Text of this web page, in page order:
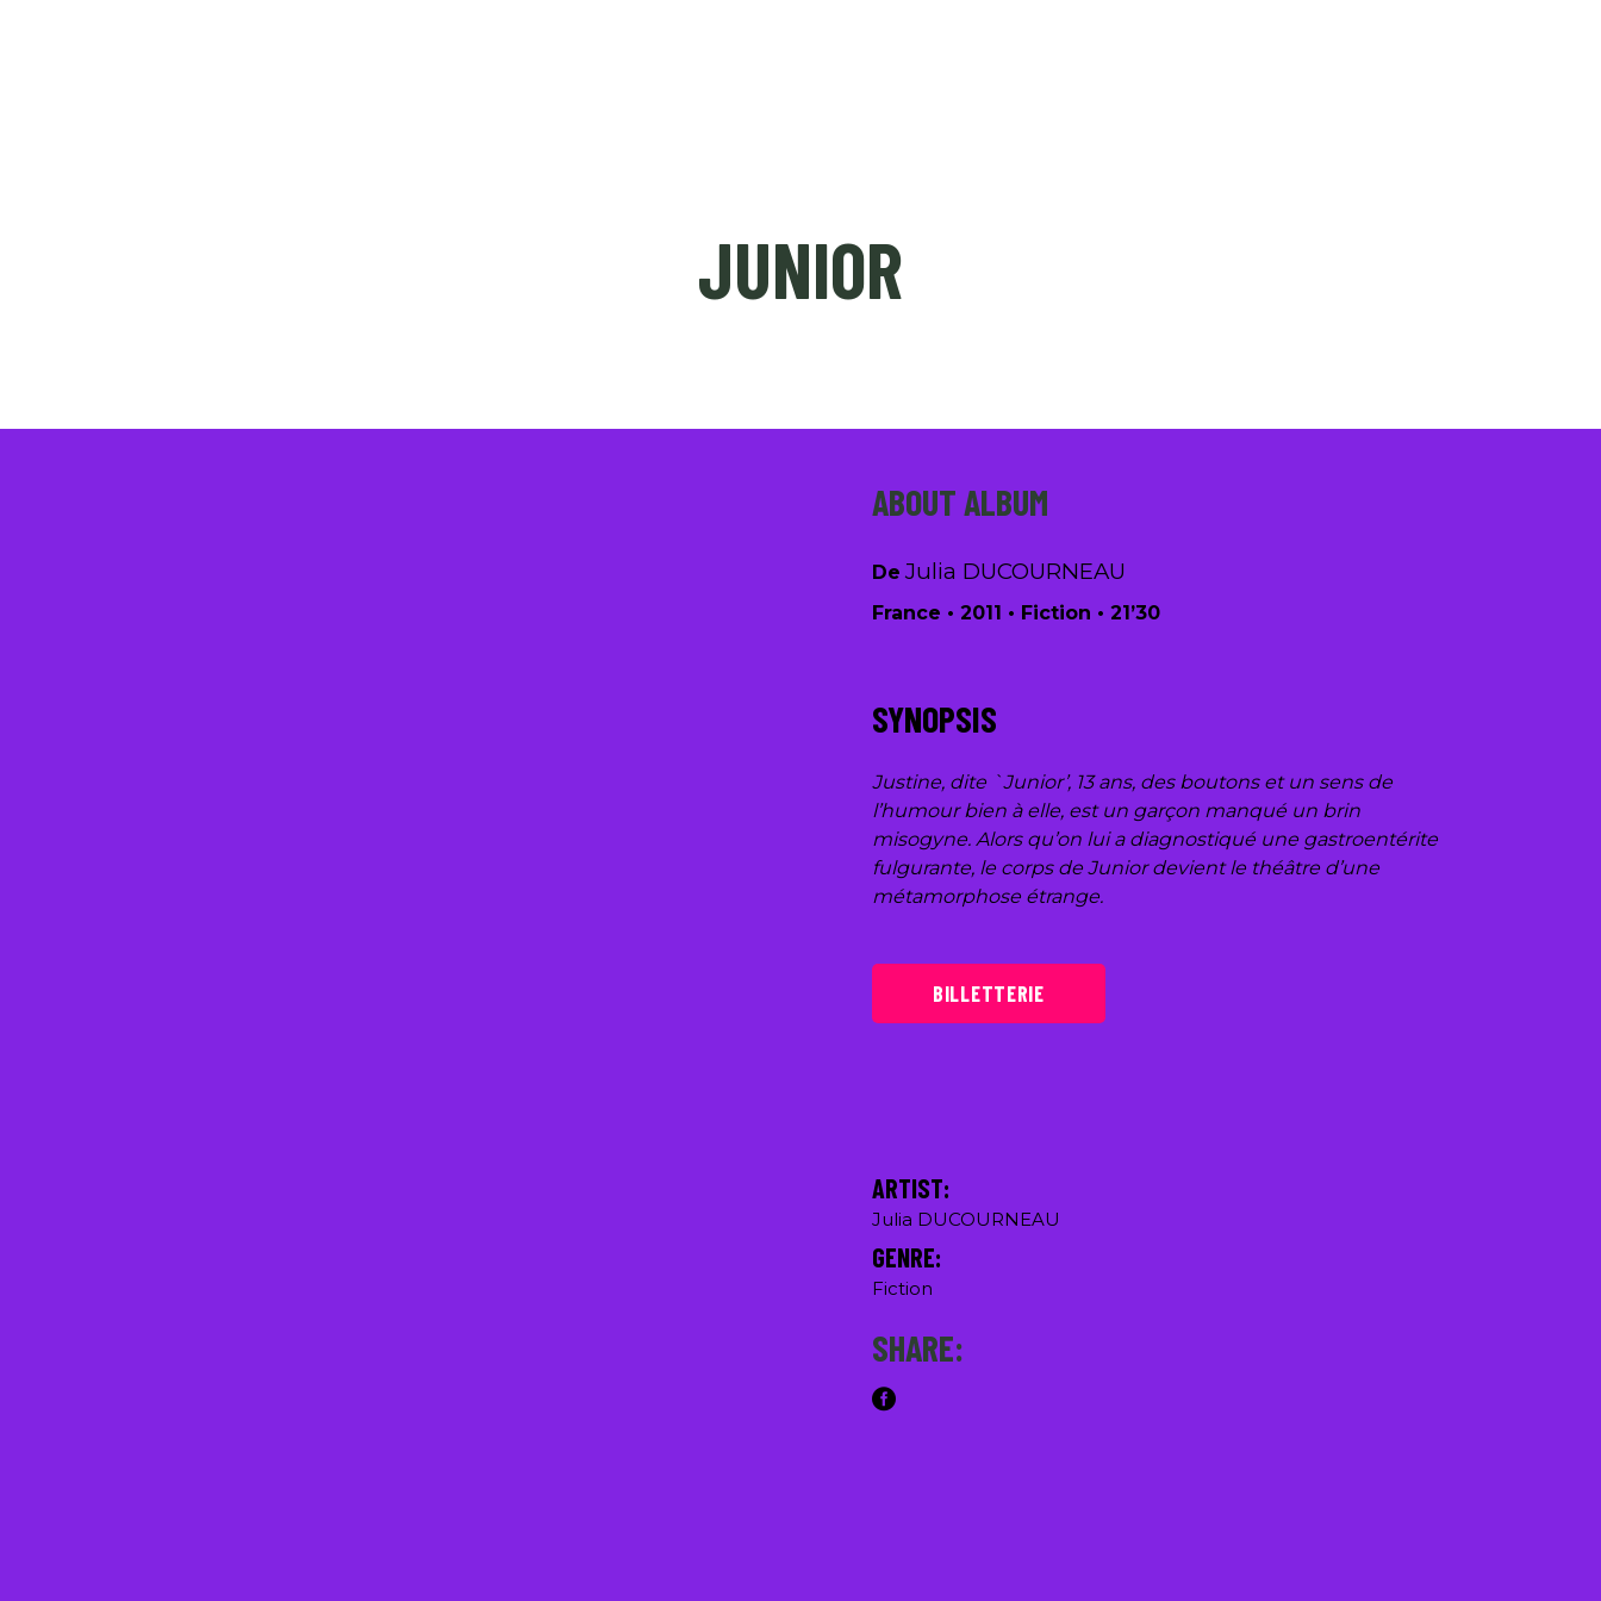
JUNIOR
ABOUT ALBUM
De Julia DUCOURNEAU
France • 2011 • Fiction • 21’30
SYNOPSIS
Justine, dite `Junior’, 13 ans, des boutons et un sens de
l’humour bien à elle, est un garçon manqué un brin
misogyne. Alors qu’on lui a diagnostiqué une gastroentérite
fulgurante, le corps de Junior devient le théâtre d’une
métamorphose étrange.
BILLETTERIE
ARTIST:
Julia DUCOURNEAU
GENRE:
Fiction
SHARE: